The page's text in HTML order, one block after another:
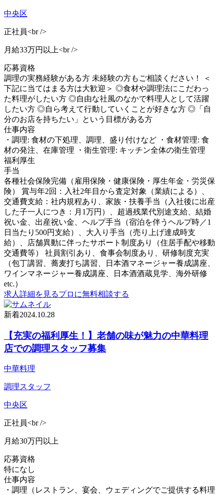
中央区
正社員<br />
月給33万円以上<br />
応募資格
調理の実務経験がある方 未経験の方もご相談ください！ ＜
下記に当てはまる方は大歓迎＞ ◎食材や調理法にこだわっ
た料理がしたい方 ◎自由な社風のなかで料理人として活躍
したい方 ◎自ら考えて行動していくことが好きな方 ◎「自
分のお店を持ちたい」という目標がある方
仕事内容
・調理: 食材の下処理、調理、盛り付けなど ・食材管理: 食
材の発注、在庫管理 ・衛生管理: キッチン全体の衛生管理
福利厚生
手当
各種社会保険完備（雇用保険・健康保険・厚生年金・労災保
険） 賞与年2回：入社2年目から査定対象（業績による）、
交通費支給：社内規程あり、家族・扶養手当（入社後に出産
した子一人につき：月1万円）、超過残業代別途支給、結婚
祝い金、出産祝い金、ヘルプ手当（宿泊を伴うヘルプ時／1
日当たり500円支給）、大入り手当（売り上げ達成時支
給）、店舗異動に伴ったサポート制度あり（住居手配や移動
交通費等） 社員割引あり、食事会制度あり、研修制度充実
（包丁講習、蕎麦打ち講習、日本酒マネージャー養成講座、
ワインマネージャー養成講座、日本酒酒蔵見学、海外研修
etc.）
求人詳細を見るプロに無料相談する
新着2024.10.28
【充実の福利厚生！】老舗の味が魅力の中華料理
店での調理スタッフ募集
中華料理
調理スタッフ
中央区
正社員<br />
月給30万円以上
応募資格
特になし
仕事内容
・調理（レストラン、宴会、ウェディングでご提供する料理